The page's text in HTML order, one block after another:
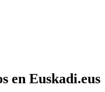
en Euskadi.eus